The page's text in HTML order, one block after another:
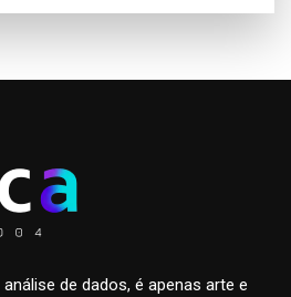
de dados, é apenas arte e